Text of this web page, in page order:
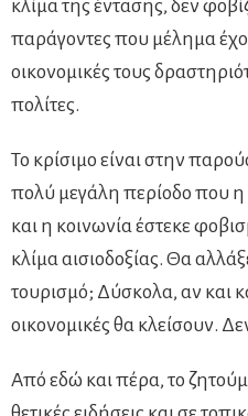
κλίμα της έντασης, δεν
παράγοντες που μέλημα
οικονομικές τους
πολίτες.
Το κρίσιμο είναι στην
πολύ μεγάλη περίοδο που η
και η κοινωνία έστεκε
κλίμα αισιοδοξίας. Θα
τουρισμό; Δύσκολα, αν και
οικονομικές θα κλείσουν.
Από εδώ και πέρα, το